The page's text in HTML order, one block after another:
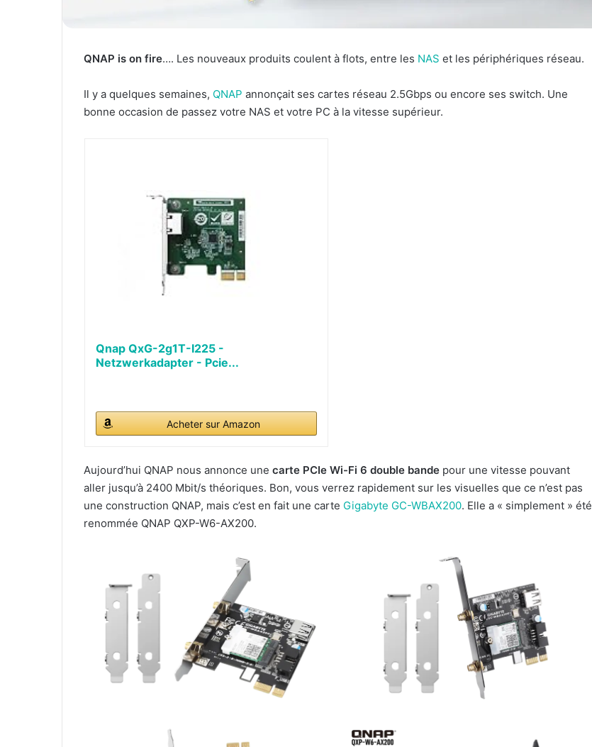
QNAP is on fire…. Les nouveaux produits coulent à flots, entre les NAS et les périphériques réseau.
Il y a quelques semaines, QNAP annonçait ses cartes réseau 2.5Gbps ou encore ses switch. Une
bonne occasion de passez votre NAS et votre PC à la vitesse supérieur.
Qnap QxG-2g1T-I225 -
Netzwerkadapter - Pcie...
Acheter sur Amazon
Aujourd’hui QNAP nous annonce une carte PCIe Wi-Fi 6 double bande pour une vitesse pouvant
aller jusqu’à 2400 Mbit/s théoriques. Bon, vous verrez rapidement sur les visuelles que ce n’est pas
une construction QNAP, mais c’est en fait une carte Gigabyte GC-WBAX200. Elle a « simplement » été
renommée QNAP QXP-W6-AX200.